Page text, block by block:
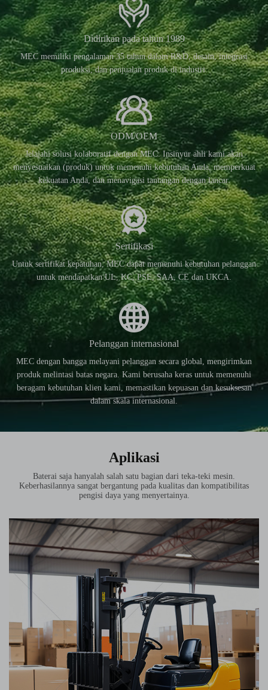
Didirikan pada tahun 1989
MEC memiliki pengalaman 35 tahun dalam R&D, desain, integrasi
produksi, dan penjualan produk di industri.
ODM/OEM
Jelajahi solusi kolaboratif dengan MEC. Insinyur ahli kami akan
menyesuaikan (produk) untuk memenuhi kebutuhan Anda, memperkuat
kekuatan Anda, dan menavigasi tantangan dengan lancar.
Sertifikasi
Untuk sertifikat kepatuhan, MEC dapat memenuhi kebutuhan pelanggan
untuk mendapatkan UL, KC, PSE, SAA, CE dan UKCA.
Pelanggan internasional
MEC dengan bangga melayani pelanggan secara global, mengirimkan
produk melintasi batas negara. Kami berusaha keras untuk memenuhi
beragam kebutuhan klien kami, memastikan kepuasan dan kesuksesan
dalam skala internasional.
Aplikasi
Baterai saja hanyalah salah satu bagian dari teka-teki mesin.
Keberhasilannya sangat bergantung pada kualitas dan kompatibilitas
pengisi daya yang menyertainya.